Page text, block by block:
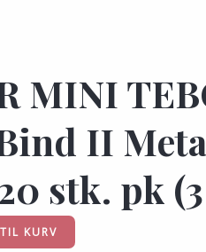
MINI
II
stk. pk
KURV